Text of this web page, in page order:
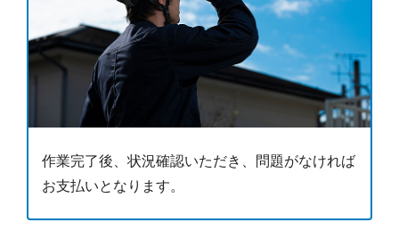
作業完了後、状況確認いただき、問題がなければ
お支払いとなります。